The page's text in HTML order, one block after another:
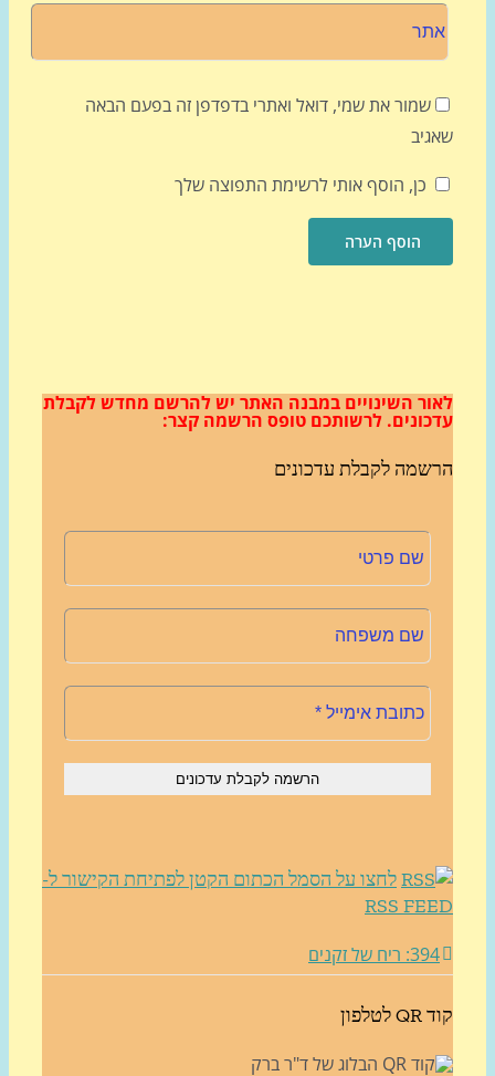
שמור את שמי, דואל ואתרי בדפדפן זה בפעם הבאה
כן, הוסף אותי לרשימת התפוצה שלך
השינויים במבנה האתריש להרשם מחדש לקבלת
לרשותכם טופס הרשמה קצר:
לקבלת עדכונים
לחצו על הסמל הכתום הקטן לפתיחת הקישור ל-
RSS